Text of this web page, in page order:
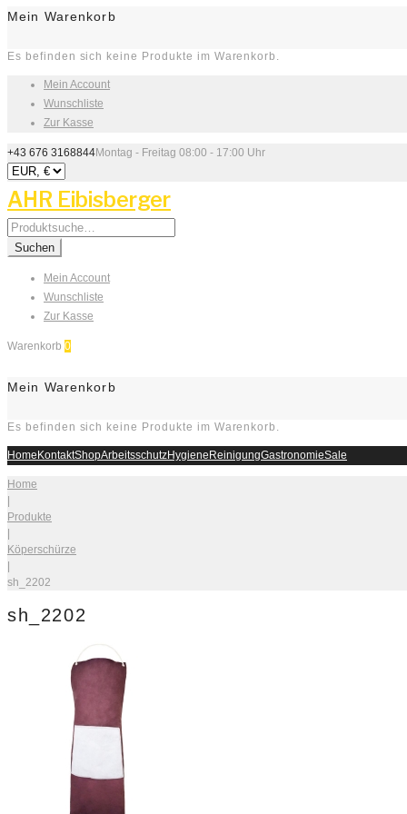
Mein Warenkorb
Es befinden sich keine Produkte im Warenkorb.
Mein Account
Wunschliste
Zur Kasse
+43 676 3168844Montag - Freitag 08:00 - 17:00 Uhr
AHR Eibisberger
Search
for:
Suchen
Mein Account
Wunschliste
Zur Kasse
Warenkorb 0
Mein Warenkorb
Es befinden sich keine Produkte im Warenkorb.
HomeKontaktShopArbeitsschutzHygieneReinigungGastronomieSale
Home
|
Produkte
|
Köperschürze
|
sh_2202
sh_2202